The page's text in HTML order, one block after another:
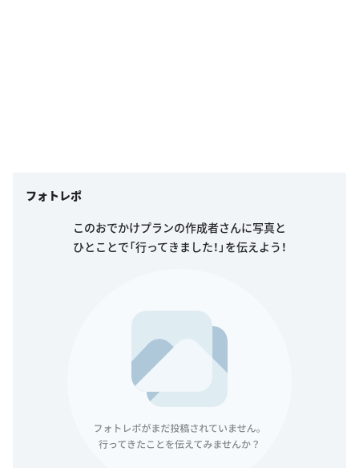
フォトレポ
このおでかけプランの作成者さんに写真と
ひとことで「行ってきました！」を伝えよう！